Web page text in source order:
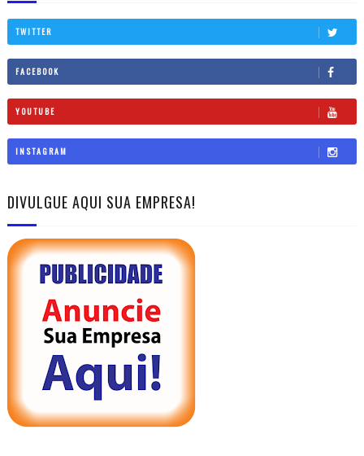
TWITTER
FACEBOOK
YOUTUBE
INSTAGRAM
DIVULGUE AQUI SUA EMPRESA!